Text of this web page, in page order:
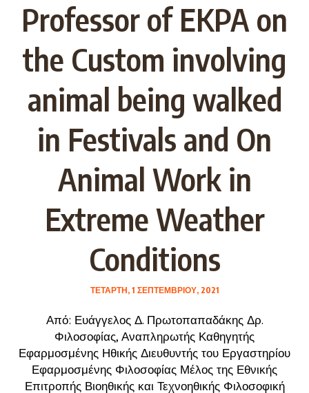
Professor of EKPA on
the Custom involving
animal being walked
in Festivals and On
Animal Work in
Extreme Weather
Conditions
ΤΕΤΆΡΤΗ, 1 ΣΕΠΤΕΜΒΡΊΟΥ, 2021
Από: Ευάγγελος Δ. Πρωτοπαπαδάκης Δρ.
Φιλοσοφίας, Αναπληρωτής Καθηγητής
Εφαρμοσμένης Ηθικής Διευθυντής του Εργαστηρίου
Εφαρμοσμένης Φιλοσοφίας Μέλος της Εθνικής
Επιτροπής Βιοηθικής και Τεχνοηθικής Φιλοσοφική